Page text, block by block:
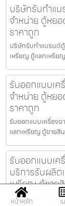
บริษัทรับทำแ
จำหน่าย ตู้หย
ราคาถูก
บริษัทรับทำแบรนด์
เหรียญ ตู้แลกเหรีย
รับออกแบบเค
จำหน่าย ตู้หย
ราคาถูก
รับออกแบบเครื่อง
แลกเหรียญ ตู้ขายสิ
รับออกแบบเค
บริการรับผลิต
เหรียญ ตู้ขาย
รับออกแบบเครื่อง
หน้าหลัก